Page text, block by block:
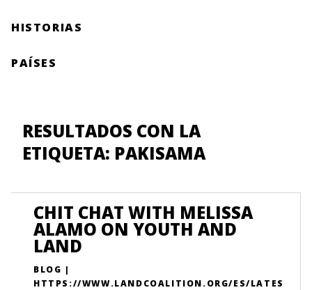
HISTORIAS
PAÍSES
RESULTADOS CON LA
ETIQUETA: PAKISAMA
CHIT CHAT WITH MELISSA
ALAMO ON YOUTH AND
LAND
BLOG |
HTTPS://WWW.LANDCOALITION.ORG/ES/LATES